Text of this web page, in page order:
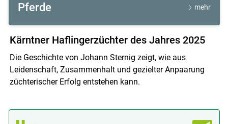
Pferde mehr
Kärntner Haflingerzüchter des Jahres 2025
Die Geschichte von Johann Sternig zeigt, wie aus
Leidenschaft, Zusammenhalt und gezielter Anpaarung
züchterischer Erfolg entstehen kann.